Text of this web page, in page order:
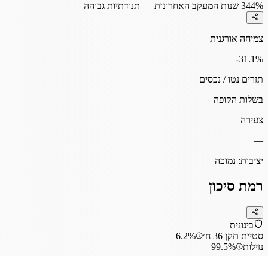
44%3 שנות המעקב האחרונות — תנודתיות גבוהה
צמיחה אורגנית
-31.1%
תזרים נטו / נכסים
בשלות הקופה
צעירה
—
יציבות: נמוכה
רמת סיכון
בינונית
סטיית תקן 36 ח׳
6.2%
נזילות
99.5%